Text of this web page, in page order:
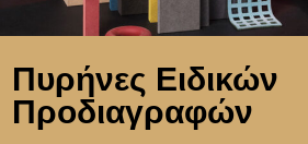
Πυρήνες Ειδικών
Προδιαγραφών